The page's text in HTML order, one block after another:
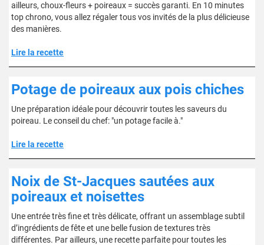
ailleurs, choux-fleurs + poireaux = succès garanti. En 10 minutes
top chrono, vous allez régaler tous vos invités de la plus délicieuse
des manières.
Lire la recette
Potage de poireaux aux pois chiches
Une préparation idéale pour découvrir toutes les saveurs du
poireau. Le conseil du chef: "un potage facile à."
Lire la recette
Noix de St-Jacques sautées aux
poireaux et noisettes
Une entrée très fine et très délicate, offrant un assemblage subtil
d’ingrédients de fête et une belle fusion de textures très
différentes. Par ailleurs, une recette parfaite pour toutes les